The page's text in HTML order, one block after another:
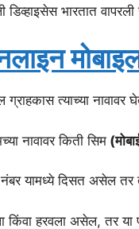
भारतात
त्याच्या
नावावर किती सिम
यामध्ये दिसत असेल
किंवा हरवला असेल, तर या